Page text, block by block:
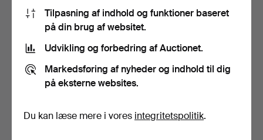
*1952 ROYAL
COPENHAGEN DEN LILLE
HAVFRUE F…
Vurdering
*ROYAL WORCESTER
#3456 JUNE FIGURINE.
1 dag
Vurdering
Tilpasning af indhold og funktioner baseret
på din brug af websitet.
Udvikling og forbedring af Auctionet.
Markedsføring af nyheder og indhold til dig
på eksterne websites.
Du kan læse mere i vores integritetspolitik.